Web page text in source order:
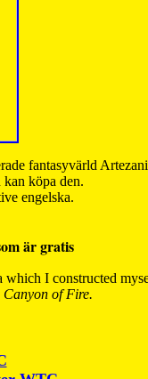
fantasyvärld
köpa den.
engelska.
är gratis
I constructed
Canyon of Fire.